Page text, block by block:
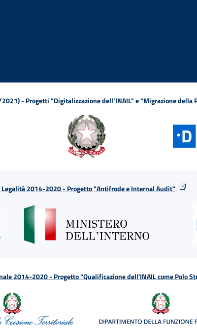
- Progetti "Digitalizzazione dell’INAIL" e "Migrazione della
Legalità 2014-2020 - Progetto "Antifrode e Internal Audit"
2014-2020 - Progetto "Qualificazione dell'INAIL come Polo